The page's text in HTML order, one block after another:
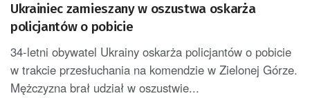
Ukrainiec zamieszany w oszustwa oskarża
policjantów o pobicie
34-letni obywatel Ukrainy oskarża policjantów o pobicie
w trakcie przesłuchania na komendzie w Zielonej Górze.
Mężczyzna brał udział w oszustwie...